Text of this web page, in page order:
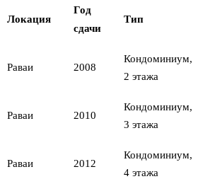
Локация
Год
сдачи
Тип
Раваи 2008
Кондоминиум,
2 этажа
Раваи 2010
Кондоминиум,
3 этажа
Раваи 2012
Кондоминиум,
4 этажа